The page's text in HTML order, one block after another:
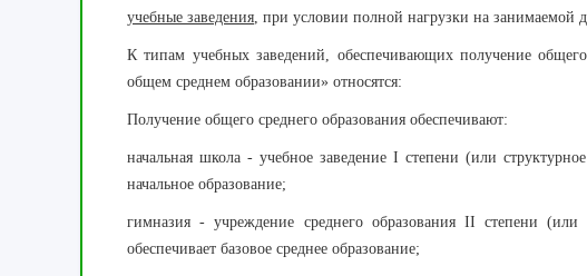
учебные заведения , при условии полной нагрузки на занимаемой
К типам учебных заведений, обеспечивающих получение
общем среднем образовании» относятся:
Получение общего среднего образования обеспечивают:
начальная школа - учебное заведение I степени (или
начальное образование;
гимназия - учреждение среднего образования II степени (или
обеспечивает базовое среднее образование;